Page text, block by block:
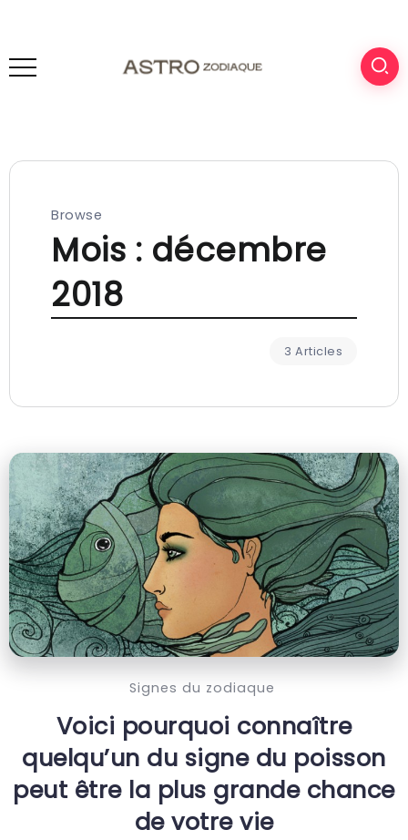
Browse
Mois : décembre
2018
3 Articles
Signes du zodiaque
Voici pourquoi connaître
quelqu’un du signe du poisson
peut être la plus grande chance
de votre vie